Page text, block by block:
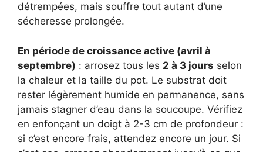
détrempées, mais souffre tout autant d’une
sécheresse prolongée.
En période de croissance active (avril à
septembre) : arrosez tous les 2 à 3 jours selon
la chaleur et la taille du pot. Le substrat doit
rester légèrement humide en permanence, sans
jamais stagner d’eau dans la soucoupe. Vérifiez
en enfonçant un doigt à 2-3 cm de profondeur :
si c’est encore frais, attendez encore un jour. Si